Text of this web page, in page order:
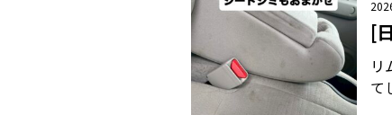
[
リ
て